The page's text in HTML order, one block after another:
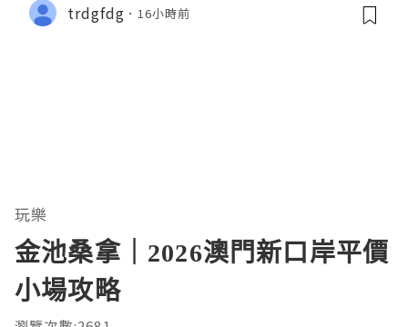
trdgfdg 16小時前
玩樂
金池桑拿｜2026澳門新口岸平價
小場攻略